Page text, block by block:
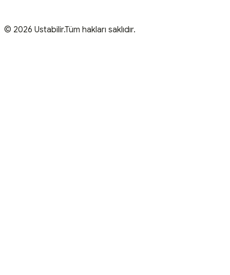
© 2026 Ustabilir.Tüm hakları saklıdır.